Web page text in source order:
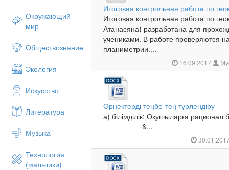
Окружающий
мир
Обществознание
Экология
Искусство
Литература
Музыка
Технология
(мальчики)
Итоговая контрольная работа по
Итоговая контрольная работа по
Атанасяна) разработана для
учениками. В работе проверяются
планиметрии....
16.09.2017
Өрнектерді теңбе-тең түрлендіру
а) білімділік: Оқушыларға рационал
&...